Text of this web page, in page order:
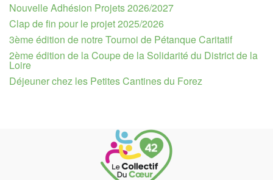
Nouvelle Adhésion Projets 2026/2027
Clap de fin pour le projet 2025/2026
3ème édition de notre Tournoi de Pétanque Caritatif
2ème édition de la Coupe de la Solidarité du District de la
Loire
Déjeuner chez les Petites Cantines du Forez